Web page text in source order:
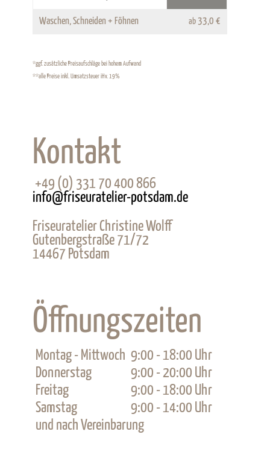
Waschen, Schneiden + Föhnen ab 33,0 €
*ggf. zusätzliche Preisaufschläge bei hohem Aufwand
**alle Preise inkl. Umsatzsteuer iHv. 19%
Kontakt
+49 (0) 331 70 400 866
info@friseuratelier-potsdam.de
Friseuratelier Christine Wolff
Gutenbergstraße 71/72
14467 Potsdam
Öffnungszeiten
Montag - Mittwoch 9:00 - 18:00 Uhr
Donnerstag
9:00 - 20:00 Uhr
Freitag
9:00 - 18:00 Uhr
Samstag
9:00 - 14:00 Uhr
und nach Vereinbarung